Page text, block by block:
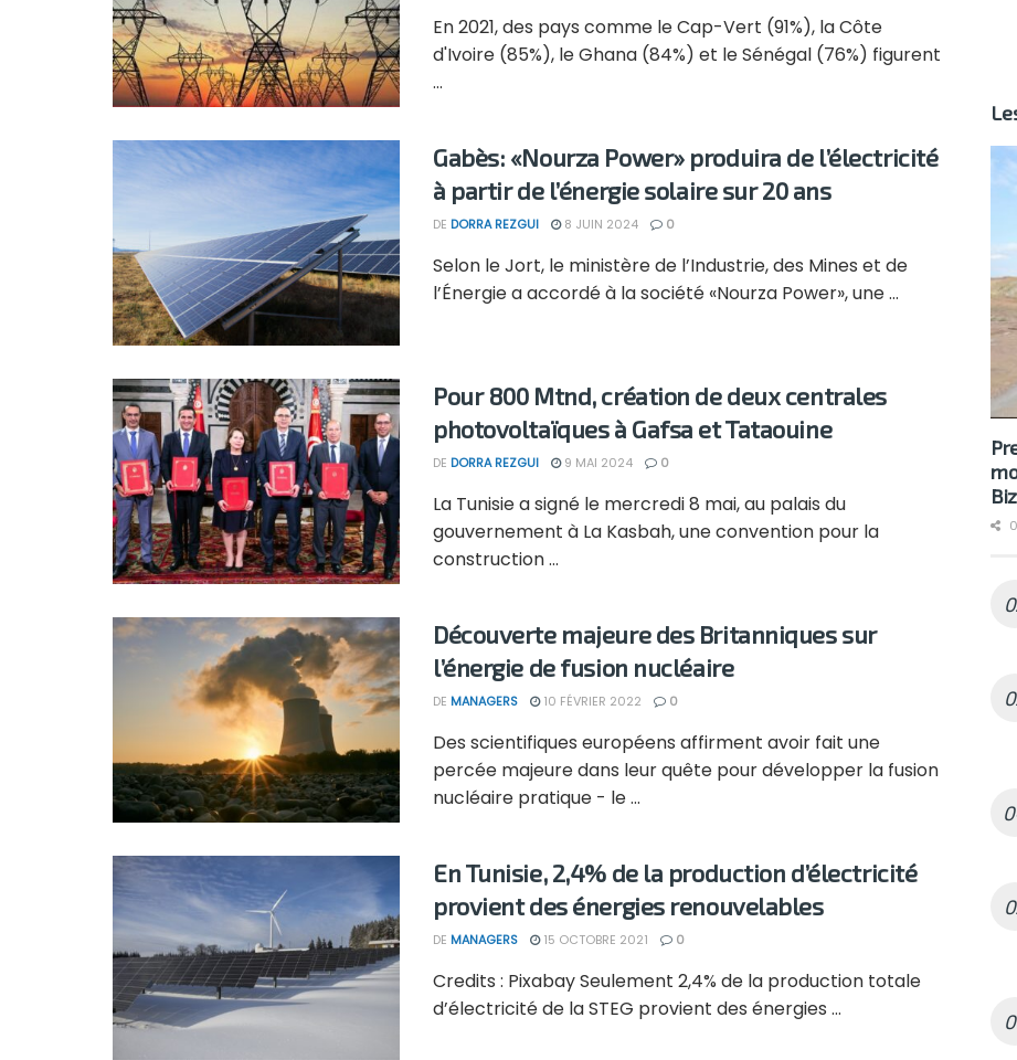
En 2021, des pays comme le Cap-Vert (91%), la Côte
d'Ivoire (85%), le Ghana (84%) et le Sénégal (76%) figurent
...
Gabès: «Nourza Power» produira de l’électricité
à partir de l’énergie solaire sur 20 ans
DE DORRA REZGUI 8 JUIN 2024 0
Selon le Jort, le ministère de l’Industrie, des Mines et de
l’Énergie a accordé à la société «Nourza Power», une ...
Pour 800 Mtnd, création de deux centrales
photovoltaïques à Gafsa et Tataouine
DE DORRA REZGUI 9 MAI 2024 0
La Tunisie a signé le mercredi 8 mai, au palais du
gouvernement à La Kasbah, une convention pour la
construction ...
Découverte majeure des Britanniques sur
l’énergie de fusion nucléaire
DE MANAGERS 10 FÉVRIER 2022 0
Des scientifiques européens affirment avoir fait une
percée majeure dans leur quête pour développer la fusion
nucléaire pratique - le ...
En Tunisie, 2,4% de la production d’électricité
provient des énergies renouvelables
DE MANAGERS 15 OCTOBRE 2021 0
Credits : Pixabay Seulement 2,4% de la production totale
d’électricité de la STEG provient des énergies ...